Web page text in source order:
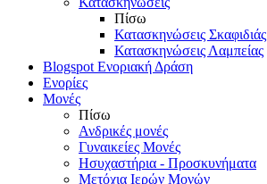
Πίσω
Κατασκηνώσεις Σκαφιδιάς
Κατασκηνώσεις Λαμπείας
Blogspot Ενοριακή Δράση
Ενορίες
Μονές
Πίσω
Ανδρικές μονές
Γυναικείες Μονές
Ησυχαστήρια - Προσκυνήματα
Μετόχια Ιερών Μονών